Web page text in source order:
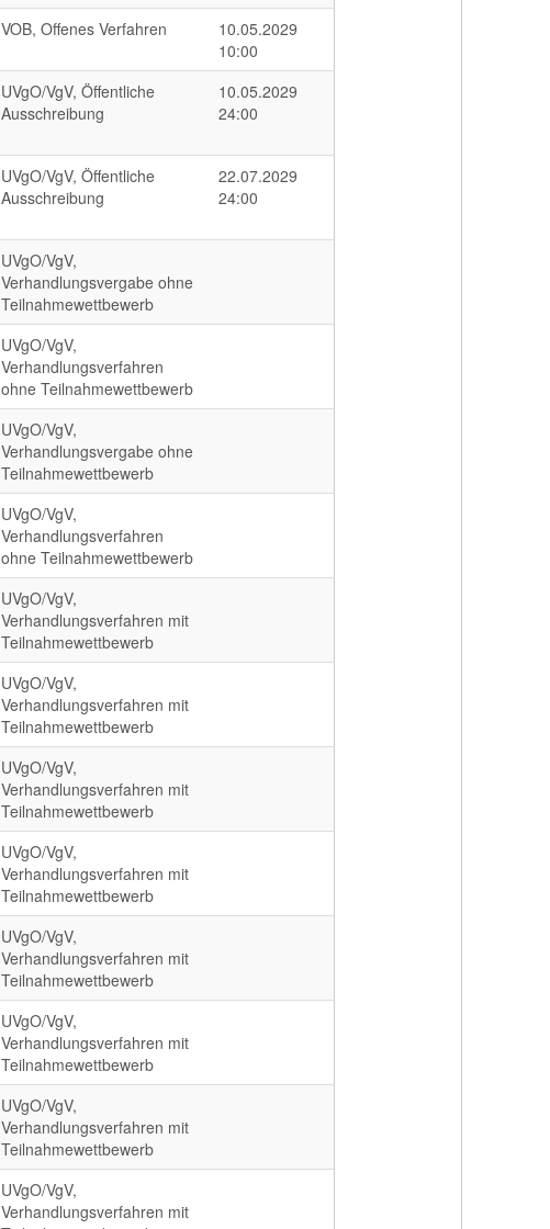
VOB, Offenes Verfahren
10.05.2029
10:00
UVgO/VgV, Öffentliche
Ausschreibung
10.05.2029
24:00
UVgO/VgV, Öffentliche
Ausschreibung
22.07.2029
24:00
UVgO/VgV,
Verhandlungsvergabe ohne
Teilnahmewettbewerb
UVgO/VgV,
Verhandlungsverfahren
ohne Teilnahmewettbewerb
UVgO/VgV,
Verhandlungsvergabe ohne
Teilnahmewettbewerb
UVgO/VgV,
Verhandlungsverfahren
ohne Teilnahmewettbewerb
UVgO/VgV,
Verhandlungsverfahren mit
Teilnahmewettbewerb
UVgO/VgV,
Verhandlungsverfahren mit
Teilnahmewettbewerb
UVgO/VgV,
Verhandlungsverfahren mit
Teilnahmewettbewerb
UVgO/VgV,
Verhandlungsverfahren mit
Teilnahmewettbewerb
UVgO/VgV,
Verhandlungsverfahren mit
Teilnahmewettbewerb
UVgO/VgV,
Verhandlungsverfahren mit
Teilnahmewettbewerb
UVgO/VgV,
Verhandlungsverfahren mit
Teilnahmewettbewerb
UVgO/VgV,
Verhandlungsverfahren mit